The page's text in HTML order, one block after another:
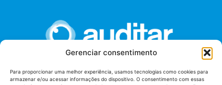
Gerenciar consentimento
Para proporcionar uma melhor experiência, usamos tecnologias como cookies para
armazenar e/ou acessar informações do dispositivo. O consentimento com essas
União dos Auditores Federais de Controle Externo -